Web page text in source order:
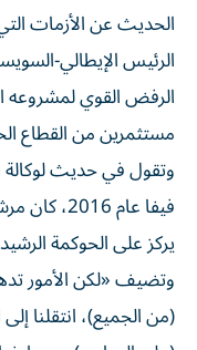
الحديث عن الأزمات
الرئيس الإيطالي-
الرفض القوي لمشروعه
مستثمرين من القطاع
وتقول في حديث
فيفا عام
يركز على الحوكمة
وتضيف «لكن الأمور
(من الجميع)، انتقلنا